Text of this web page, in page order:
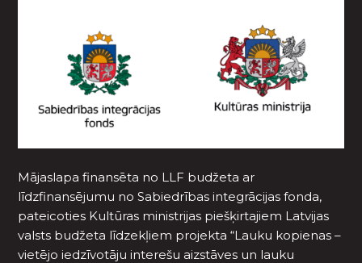
Mājaslapa finansēta no LLF budžeta ar
līdzfinansējumu no Sabiedrības integrācijas fonda,
pateicoties Kultūras ministrijas piešķirtajiem Latvijas
valsts budžeta līdzekļiem projekta “Lauku kopienas –
vietējo iedzīvotāju interešu aizstāves un lauku